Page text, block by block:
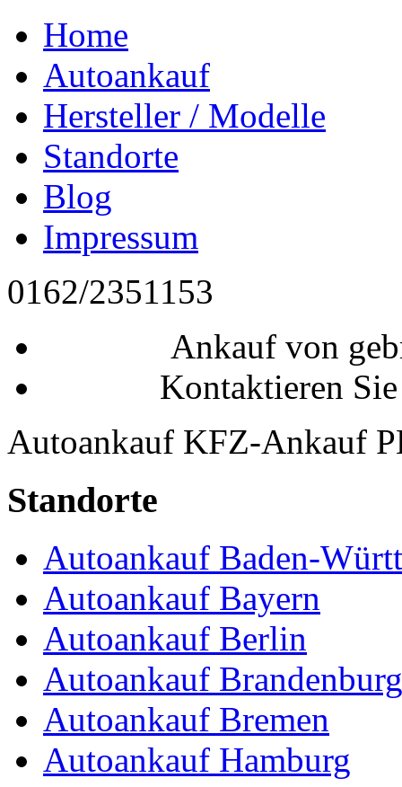
Home
Autoankauf
Hersteller / Modelle
Standorte
Blog
Impressum
0162/2351153
Ankauf von
Kontaktieren
Autoankauf KFZ-Ankauf
Standorte
Autoankauf Baden-
Autoankauf Bayern
Autoankauf Berlin
Autoankauf Brandenburg
Autoankauf Bremen
Autoankauf Hamburg